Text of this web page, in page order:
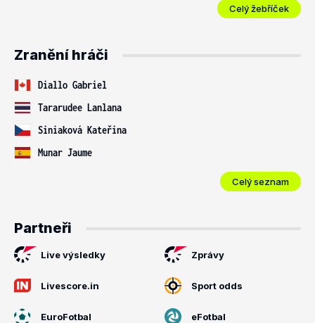
Celý žebříček
Zranění hráči
Diallo Gabriel
Tararudee Lanlana
Siniaková Kateřina
Munar Jaume
Celý seznam
Partneři
Live výsledky Zprávy
Livescore.in Sport odds
EuroFotbal eFotbal